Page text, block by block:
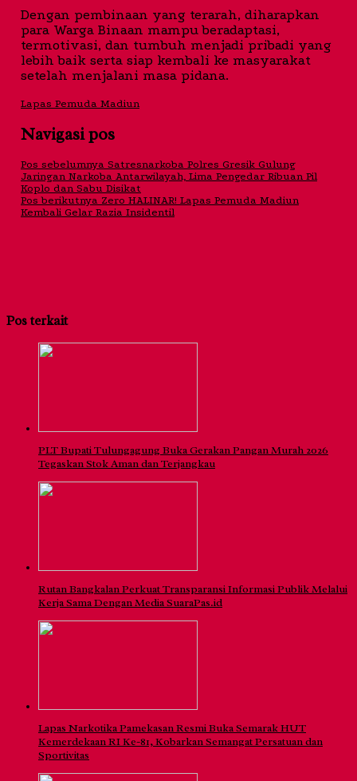
Dengan pembinaan yang terarah, diharapkan
para Warga Binaan mampu beradaptasi,
termotivasi, dan tumbuh menjadi pribadi yang
lebih baik serta siap kembali ke masyarakat
setelah menjalani masa pidana.
Lapas Pemuda Madiun
Navigasi pos
Pos sebelumnya Satresnarkoba Polres Gresik Gulung
Jaringan Narkoba Antarwilayah, Lima Pengedar Ribuan Pil
Koplo dan Sabu Disikat
Pos berikutnya Zero HALINAR! Lapas Pemuda Madiun
Kembali Gelar Razia Insidentil
Pos terkait
PLT Bupati Tulungagung Buka Gerakan Pangan Murah 2026
Tegaskan Stok Aman dan Terjangkau
Rutan Bangkalan Perkuat Transparansi Informasi Publik Melalui
Kerja Sama Dengan Media SuaraPas.id
Lapas Narkotika Pamekasan Resmi Buka Semarak HUT
Kemerdekaan RI Ke-81, Kobarkan Semangat Persatuan dan
Sportivitas